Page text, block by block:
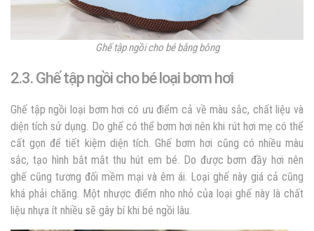
Ghế tập ngồi cho bé bằng bông
2.3. Ghế tập ngồi cho bé loại bơm hơi
Ghế tập ngồi loại bơm hơi có ưu điểm cả về màu sắc, chất liệu và
diện tích sử dụng. Do ghế có thể bơm hơi nên khi rút hơi mẹ có thể
cất gọn để tiết kiệm diện tích. Ghế bơm hơi cũng có nhiều màu
sắc, tạo hình bắt mắt thu hút em bé. Do được bơm đầy hơi nên
ghế cũng tương đối mềm mại và êm ái. Loại ghế này giá cả cũng
khá phải chăng. Một nhược điểm nho nhỏ của loại ghế này là chất
liệu nhựa ít nhiều sẽ gây bí khi bé ngồi lâu.